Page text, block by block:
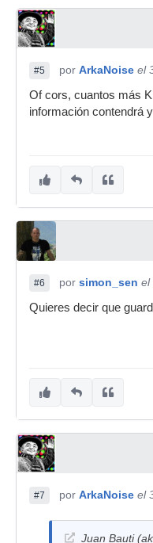
#5 por ArkaNoise el
Of cors, cuantos más
información contendrá
#6 por simon_sen el
Quieres decir que
#7 por ArkaNoise el
Juan Bauti